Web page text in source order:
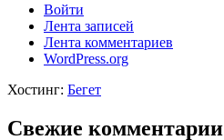
Войти
Лента записей
Лента комментариев
WordPress.org
Хостинг: Бегет
Свежие комментарии